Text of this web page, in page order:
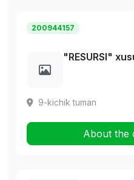
200944157
"RESURSI"
9-kichik tuman
About the